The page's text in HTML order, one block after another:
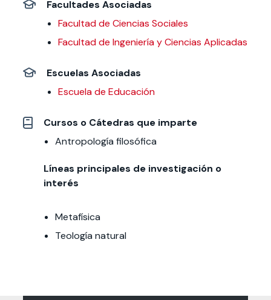
Facultades Asociadas
Facultad de Ciencias Sociales
Facultad de Ingeniería y Ciencias Aplicadas
Escuelas Asociadas
Escuela de Educación
Cursos o Cátedras que imparte
Antropología filosófica
Líneas principales de investigación o
interés
Metafísica
Teología natural